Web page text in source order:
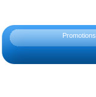
Promotions